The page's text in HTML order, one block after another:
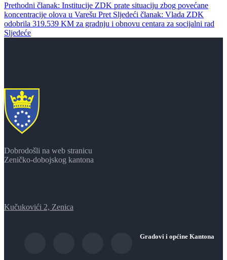
Prethodni članak: Institucije ZDK prate situaciju zbog povećane
koncentracije olova u Varešu Pret Sljedeći članak: Vlada ZDK
odobrila 319.539 KM za gradnju i obnovu centara za socijalni rad
Sljedeće
Dobrodošli na web stranicu
Zeničko-dobojskog kantona
Kučukovići 2, Zenica
Gradovi i općine Kantona